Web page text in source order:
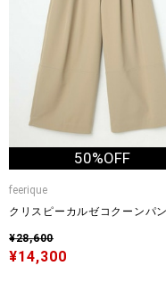
50%OFF
feerique
クリスピーカルゼコクーンパ
¥28,600
¥14,300